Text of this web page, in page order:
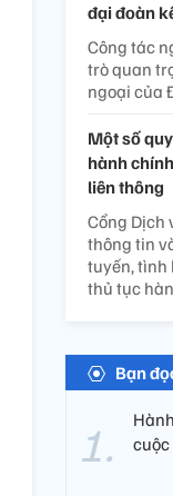
đại đoàn
Công tác
trò quan
ngoại của
Một số
hành
liên thông
Cổng Dịch
thông tin
tuyến, tình
thủ tục
Bạn
cuộc